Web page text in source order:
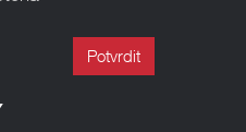
Potvrdit